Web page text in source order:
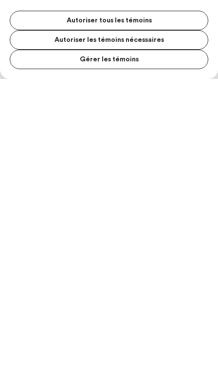
Autoriser tous les témoins
Autoriser les témoins nécessaires
Gérer les témoins
MENU